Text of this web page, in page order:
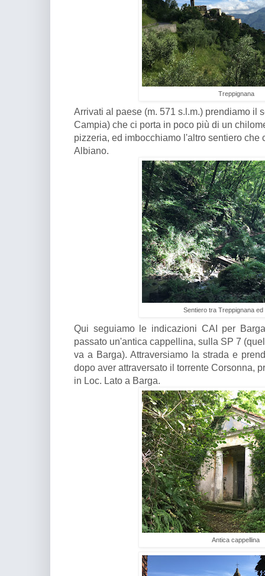
Treppignana
Arrivati al paese (m. 571 s.l.m.) prendiamo il
Campia) che ci porta in poco più di un
pizzeria, ed imbocchiamo l'altro sentiero che
Albiano.
Sentiero tra Treppignana
Qui seguiamo le indicazioni CAI per
passato un'antica cappellina, sulla SP 7
va a Barga). Attraversiamo la strada e
dopo aver attraversato il torrente Corsonna,
in Loc. Lato a Barga.
Antica cappellina